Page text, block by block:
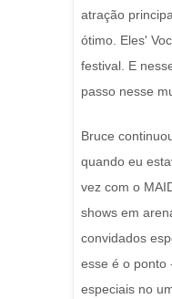
atração
ótimo. Eles'
festival. E
passo nesse
Bruce
quando eu
vez com o
shows em
convidados
esse é o ponto
especiais no